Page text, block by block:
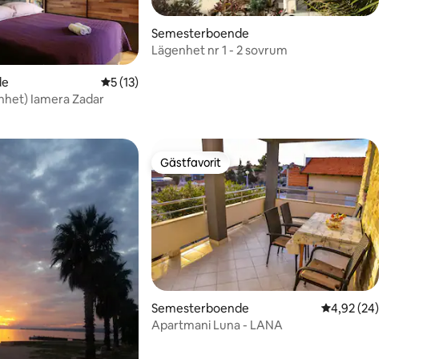
5 av 5 i genomsnittligt betyg, 13 omdömen
5 (13)
Iamera Zadar
Semesterboende
Lägenhet nr 1 - 2 sovrum
Gästfavorit
Gästfavorit
Semesterboende 4,92 av 5 i
4,92 (24)
Apartmani Luna - LANA